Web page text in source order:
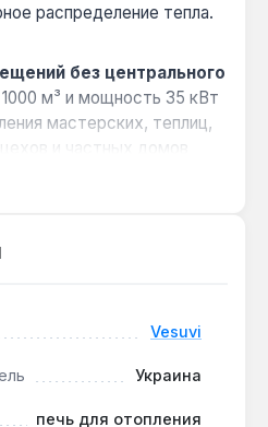
распределение тепла.
без центрального
м³ и мощность 35 кВт
мастерских, теплиц,
и частных домов
отходы
не
для дач и объектов без
Vesuvi
Украина
печь для отопления